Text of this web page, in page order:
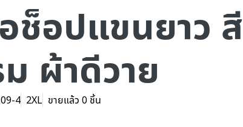
ช็อปแขนยาว สี
ผ้าดีวาย
4 2XL ขายแล้ว 0 ชิ้น